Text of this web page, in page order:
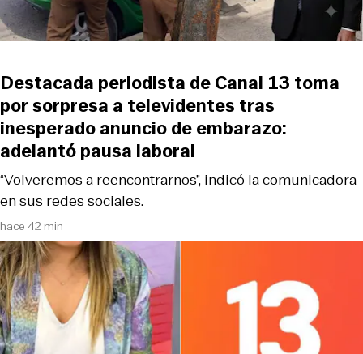
hace 42 min
“Volveremos a reencontrarnos”, indicó la comunicadora
en sus redes sociales.
Destacada periodista de Canal 13 toma
por sorpresa a televidentes tras
inesperado anuncio de embarazo:
adelantó pausa laboral